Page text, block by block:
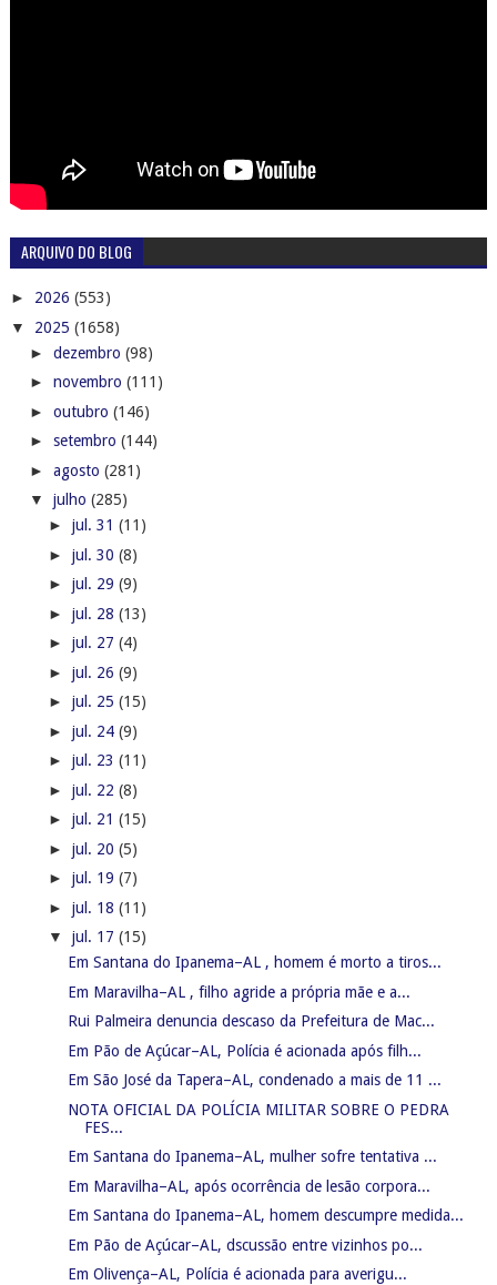
ARQUIVO DO BLOG
► 2026 (553)
▼ 2025 (1658)
► dezembro (98)
► novembro (111)
► outubro (146)
► setembro (144)
► agosto (281)
▼ julho (285)
► jul. 31 (11)
► jul. 30 (8)
► jul. 29 (9)
► jul. 28 (13)
► jul. 27 (4)
► jul. 26 (9)
► jul. 25 (15)
► jul. 24 (9)
► jul. 23 (11)
► jul. 22 (8)
► jul. 21 (15)
► jul. 20 (5)
► jul. 19 (7)
► jul. 18 (11)
▼ jul. 17 (15)
Em Santana do Ipanema–AL , homem é morto a tiros...
Em Maravilha–AL , filho agride a própria mãe e a...
Rui Palmeira denuncia descaso da Prefeitura de Mac...
Em Pão de Açúcar–AL, Polícia é acionada após filh...
Em São José da Tapera–AL, condenado a mais de 11 ...
NOTA OFICIAL DA POLÍCIA MILITAR SOBRE O PEDRA
FES...
Em Santana do Ipanema–AL, mulher sofre tentativa ...
Em Maravilha–AL, após ocorrência de lesão corpora...
Em Santana do Ipanema–AL, homem descumpre medida...
Em Pão de Açúcar–AL, dscussão entre vizinhos po...
Em Olivença–AL, Polícia é acionada para averigu...